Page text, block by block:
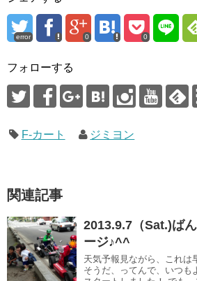
error 0 0
フォローする
F-カート ジミヨン
関連記事
2013.9.7（Sat.)ば
ージ♪^^
天気予報見ながら、これは
そうだ、ってんで、いつも